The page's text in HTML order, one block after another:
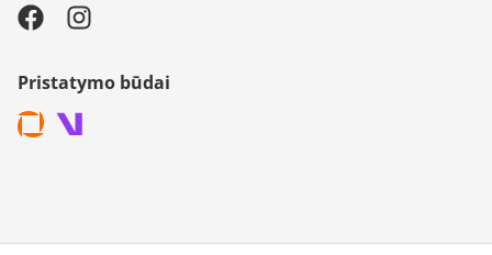
Pristatymo būdai